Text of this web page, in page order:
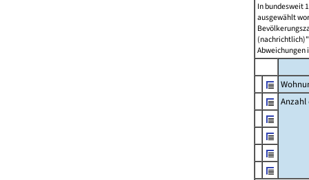
In bundesweit
ausgewählt
Abweichungen
Anzahl